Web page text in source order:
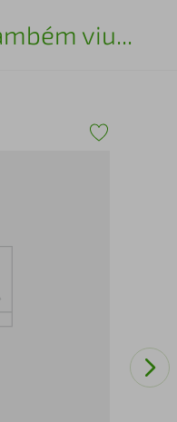
viu...